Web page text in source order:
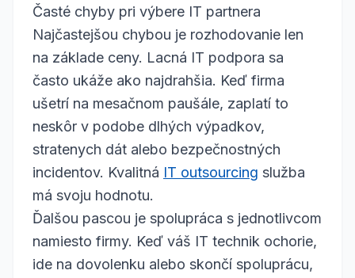
Časté chyby pri výbere IT partnera
Najčastejšou chybou je rozhodovanie len
na základe ceny. Lacná IT podpora sa
často ukáže ako najdrahšia. Keď firma
ušetrí na mesačnom paušále, zaplatí to
neskôr v podobe dlhých výpadkov,
stratenych dát alebo bezpečnostných
incidentov. Kvalitná IT outsourcing služba
má svoju hodnotu.
Ďalšou pascou je spolupráca s jednotlivcom
namiesto firmy. Keď váš IT technik ochorie,
ide na dovolenku alebo skončí spoluprácu,